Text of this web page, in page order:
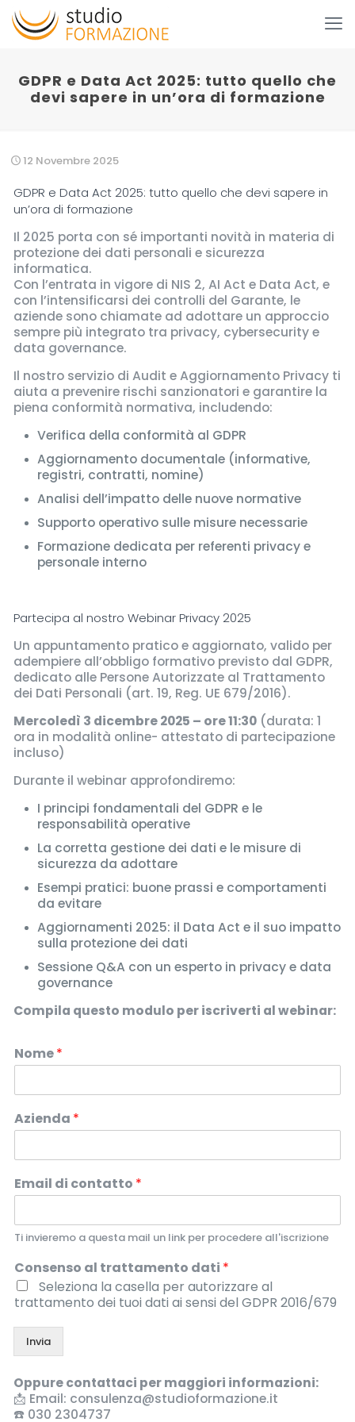
GDPR e Data Act 2025: tutto quello che
devi sapere in un’ora di formazione
12 Novembre 2025
GDPR e Data Act 2025: tutto quello che devi sapere in
un’ora di formazione
Il 2025 porta con sé importanti novità in materia di
protezione dei dati personali e sicurezza
informatica.
Con l’entrata in vigore di NIS 2, AI Act e Data Act, e
con l’intensificarsi dei controlli del Garante, le
aziende sono chiamate ad adottare un approccio
sempre più integrato tra privacy, cybersecurity e
data governance.
Il nostro servizio di Audit e Aggiornamento Privacy ti
aiuta a prevenire rischi sanzionatori e garantire la
piena conformità normativa, includendo:
Verifica della conformità al GDPR
Aggiornamento documentale (informative,
registri, contratti, nomine)
Analisi dell’impatto delle nuove normative
Supporto operativo sulle misure necessarie
Formazione dedicata per referenti privacy e
personale interno
Partecipa al nostro Webinar Privacy 2025
Un appuntamento pratico e aggiornato, valido per
adempiere all’obbligo formativo previsto dal GDPR,
dedicato alle Persone Autorizzate al Trattamento
dei Dati Personali (art. 19, Reg. UE 679/2016).
Mercoledì 3 dicembre 2025 – ore 11:30 (durata: 1
ora in modalità online- attestato di partecipazione
incluso)
Durante il webinar approfondiremo:
I principi fondamentali del GDPR e le
responsabilità operative
La corretta gestione dei dati e le misure di
sicurezza da adottare
Esempi pratici: buone prassi e comportamenti
da evitare
Aggiornamenti 2025: il Data Act e il suo impatto
sulla protezione dei dati
Sessione Q&A con un esperto in privacy e data
governance
Compila questo modulo per iscriverti al webinar:
Nome*
Azienda *
Email di contatto *
Ti invieremo a questa mail un link per procedere all'iscrizione
Consenso al trattamento dati *
Seleziona la casella per autorizzare al
trattamento dei tuoi dati ai sensi del GDPR 2016/679
Invia
Oppure contattaci per maggiori informazioni:
📩 Email: consulenza@studioformazione.it
☎️ 030 2304737